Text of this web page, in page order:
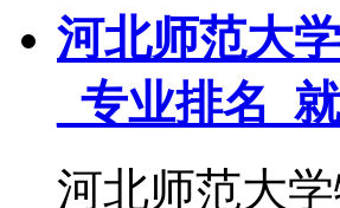
河北师范大
_专业排名_
河北师范大